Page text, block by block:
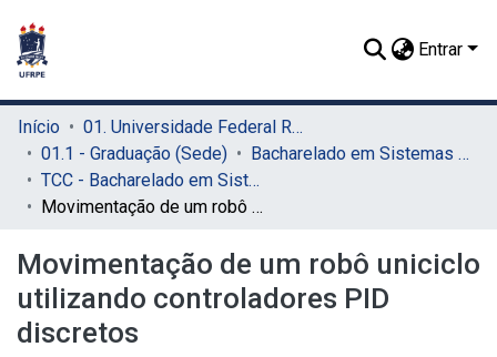
Entrar
Início
01. Universidade Federal Rural de Pernambuco - UFRPE (Sede)
01.1 - Graduação (Sede)
Bacharelado em Sistemas de Informação (Sede)
TCC - Bacharelado em Sistemas da Informação (Sede)
Movimentação de um robô uniciclo utilizando controladores PID discretos
Movimentação de um robô uniciclo
utilizando controladores PID
discretos